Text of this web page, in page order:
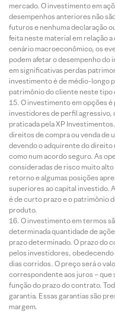
mercado. O investimento em
desempenhos anteriores não
futuros e nenhuma declaração
feita neste material em relação
cenário macroeconômico, os
podem afetar o desempenho
em significativas perdas
investimento é de médio-longo
patrimônio do cliente neste tipo
O investimento em opções
investidores de perfil agressivo,
praticada pela XP
direitos de compra ou venda de
devendo o adquirente do direito
como num acordo seguro. As
consideradas de risco muito
retorno e algumas posições
superiores ao capital investido.
é de curto prazo e o patrimônio
produto.
O investimento em termos
determinada quantidade de
prazo determinado. O prazo do
pelos investidores, obedecendo
dias corridos. O preço será o
correspondente aos juros – que
função do prazo do contrato.
garantia. Essas garantias são
margem.